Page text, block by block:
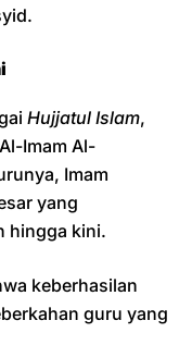
Hujjatul Islam,
Imam Al-
Imam
yang
hingga kini.
keberhasilan
guru yang